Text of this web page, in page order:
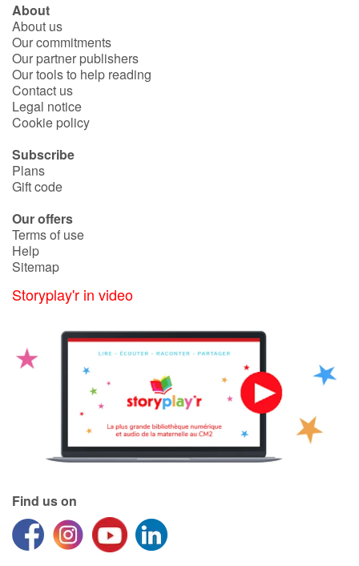
About
About us
Our commitments
Our partner publishers
Our tools to help reading
Contact us
Legal notice
Cookie policy
Subscribe
Plans
Gift code
Our offers
Terms of use
Help
Sitemap
Storyplay'r in video
Find us on